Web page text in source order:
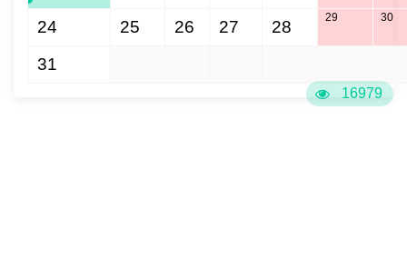
16979
24 25 26 27 28 29 30
31